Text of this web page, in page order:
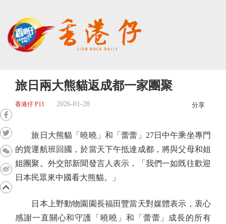
旅日兩大熊貓返成都一家團聚
香港仔 P11 2026-01-28 分享
旅日大熊貓「曉曉」和「蕾蕾」27日中午乘坐專門
的貨運航班回國，於當天下午抵達成都，將與父母和姐
姐團聚。外交部新聞發言人表示，「我們一如既往歡迎
日本民眾來中國看大熊貓。」
日本上野動物園園長福田豐當天對媒體表示，衷心
感謝一直關心和守護「曉曉」和「蕾蕾」成長的所有